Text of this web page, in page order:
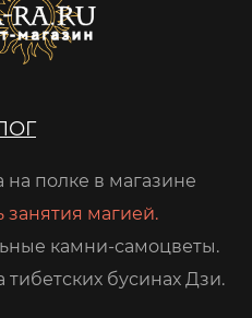
полке в магазине
занятия магией.
камни-самоцветы.
тибетских бусинах Дзи.